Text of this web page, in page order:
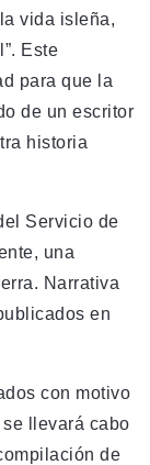
vida isleña,
Este
para que la
de un escritor
historia
Servicio de
una
Narrativa
en
con motivo
llevará cabo
de